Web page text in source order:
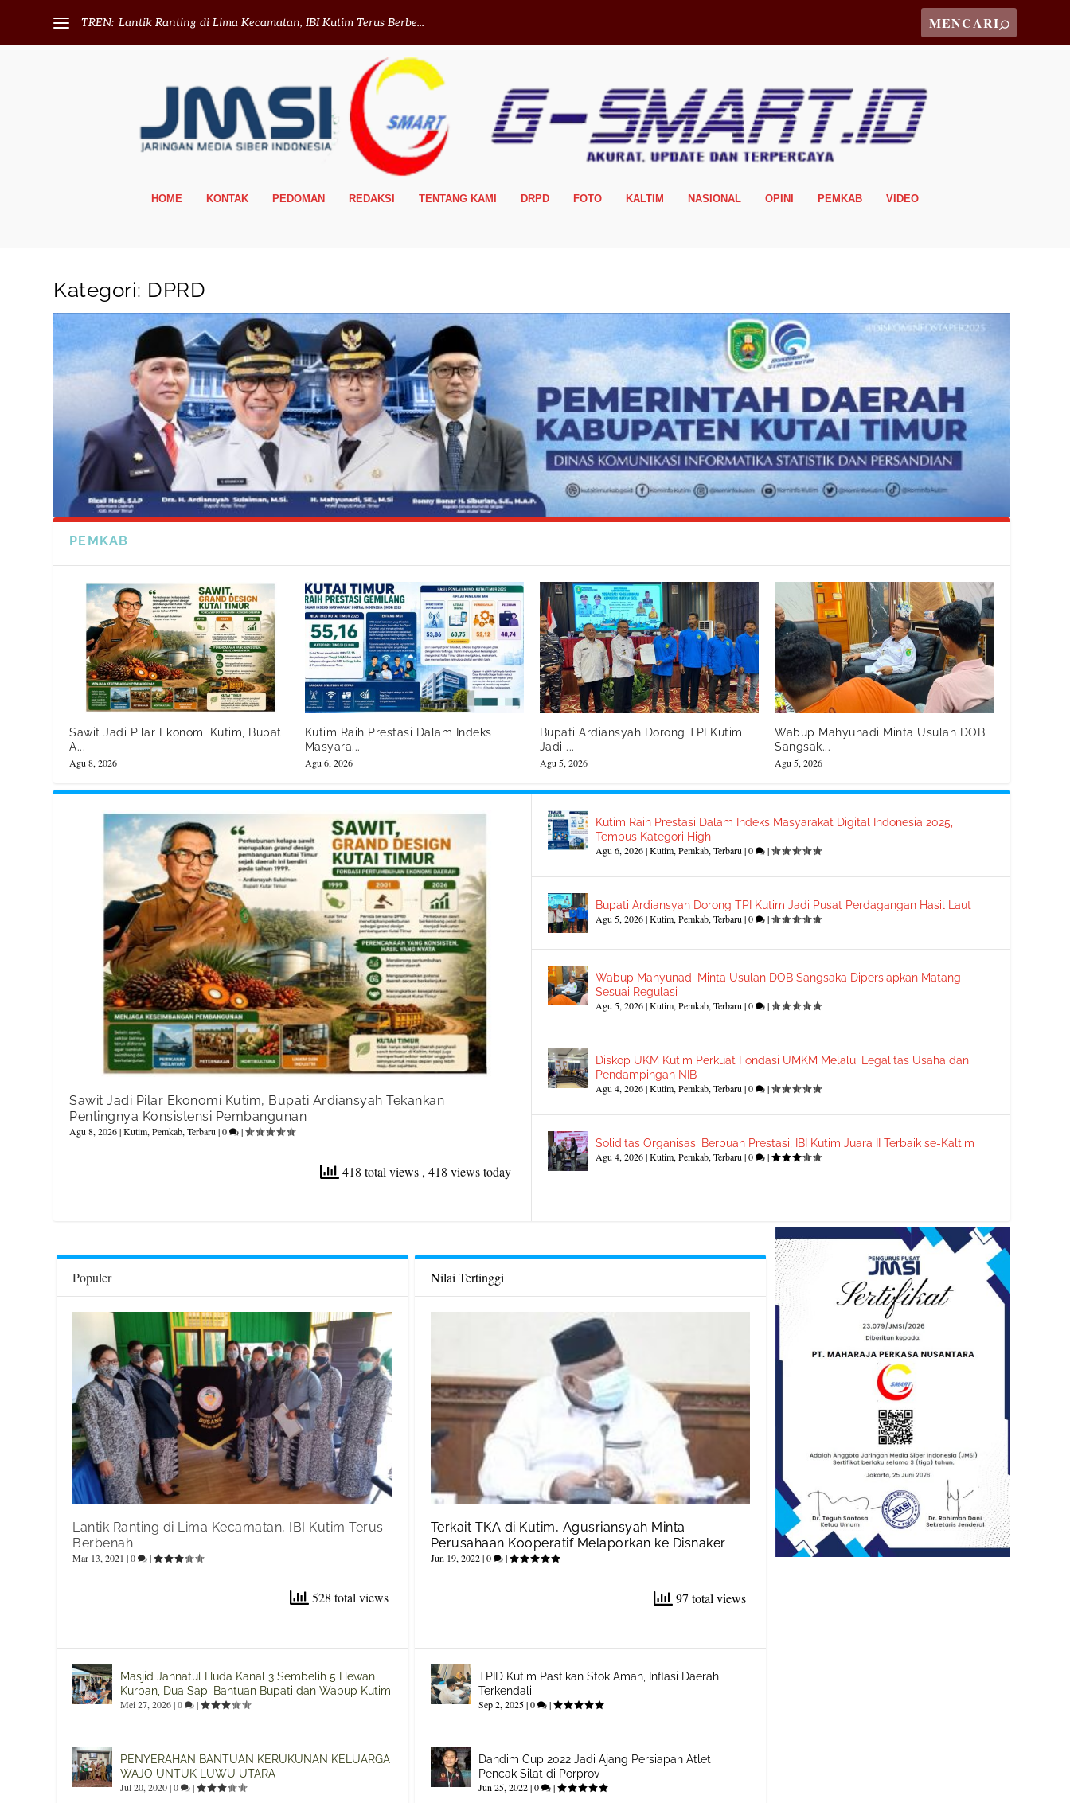
TREN: Lantik Ranting di Lima Kecamatan, IBI Kutim Terus Berbe...
HOME KONTAK PEDOMAN REDAKSI TENTANG KAMI DRPD FOTO KALTIM NASIONAL OPINI PEMKAB VIDEO
Kategori: DPRD
PEMKAB
Sawit Jadi Pilar Ekonomi Kutim, Bupati
A...
Agu 8, 2026
Kutim Raih Prestasi Dalam Indeks
Masyara...
Agu 6, 2026
Bupati Ardiansyah Dorong TPI Kutim
Jadi ...
Agu 5, 2026
Wabup Mahyunadi Minta Usulan DOB
Sangsak...
Agu 5, 2026
Sawit Jadi Pilar Ekonomi Kutim, Bupati Ardiansyah Tekankan
Pentingnya Konsistensi Pembangunan
Agu 8, 2026|Kutim,Pemkab,Terbaru |0 |
418 total views , 418 views today
Kutim Raih Prestasi Dalam Indeks Masyarakat Digital Indonesia 2025,
Tembus Kategori High
Agu 6, 2026|Kutim, Pemkab, Terbaru |0 |
Bupati Ardiansyah Dorong TPI Kutim Jadi Pusat Perdagangan Hasil Laut
Agu 5, 2026|Kutim, Pemkab, Terbaru |0 |
Wabup Mahyunadi Minta Usulan DOB Sangsaka Dipersiapkan Matang
Sesuai Regulasi
Agu 5, 2026|Kutim, Pemkab, Terbaru |0 |
Diskop UKM Kutim Perkuat Fondasi UMKM Melalui Legalitas Usaha dan
Pendampingan NIB
Agu 4, 2026|Kutim, Pemkab, Terbaru |0 |
Soliditas Organisasi Berbuah Prestasi, IBI Kutim Juara II Terbaik se-Kaltim
Agu 4, 2026|Kutim, Pemkab, Terbaru |0 |
Populer
Lantik Ranting di Lima Kecamatan, IBI Kutim Terus
Berbenah
Mar 13, 2021 |0 |
528 total views
Masjid Jannatul Huda Kanal 3 Sembelih 5 Hewan
Kurban, Dua Sapi Bantuan Bupati dan Wabup Kutim
Mei 27, 2026|0 |
PENYERAHAN BANTUAN KERUKUNAN KELUARGA
WAJO UNTUK LUWU UTARA
Jul 20, 2020|0 |
Nilai Tertinggi
Terkait TKA di Kutim, Agusriansyah Minta
Perusahaan Kooperatif Melaporkan ke Disnaker
Jun 19, 2022|0 |
97 total views
TPID Kutim Pastikan Stok Aman, Inflasi Daerah
Terkendali
Sep 2, 2025|0 |
Dandim Cup 2022 Jadi Ajang Persiapan Atlet
Pencak Silat di Porprov
Jun 25, 2022|0 |